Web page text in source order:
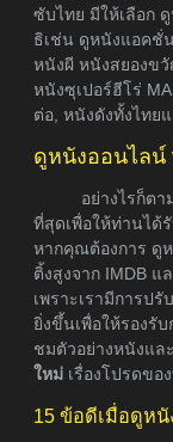
ซับไทย มีให้เลือก
ธิเช่น ดูหนังแอคชั่
หนังผี หนังสยองข
หนังซุเปอร์ฮีโร่
ต่อ, หนังดังทั้งไทย
ดูหนังออนไลน์
อย่างไรก็ต
ที่สุดเพื่อให้ท่านได้
หากคุณต้องการ ดู
ติ้งสูงจาก IMDB
เพราะเรามีการป
ยิ่งขึ้นเพื่อให้รองรั
ชมตัวอย่างหนังแล
ใหม่ เรื่องโปรดขอ
15 ข้อดีเมื่อดูหนั